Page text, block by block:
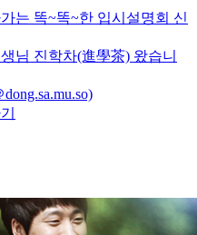
는 똑~똑~한 입시설명회 신
님 진학차(進學茶) 왔습니